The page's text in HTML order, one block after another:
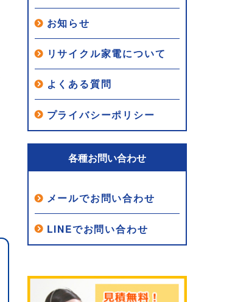
お知らせ
リサイクル家電について
よくある質問
プライバシーポリシー
各種お問い合わせ
メールでお問い合わせ
LINEでお問い合わせ